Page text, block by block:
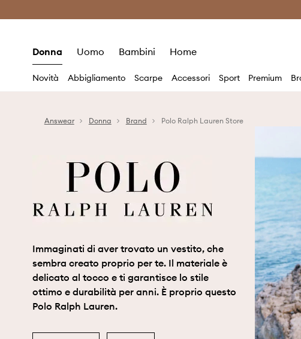
Risparmia con
Donna Uomo Bambini Home
Novità Abbigliamento Scarpe Accessori Sport Premium
Answear Donna Brand Polo Ralph Lauren Store
Immaginati di aver trovato un vestito, che
sembra creato proprio per te. Il materiale è
delicato al tocco e ti garantisce lo stile
ottimo e durabilità per anni. È proprio questo
Polo Ralph Lauren.